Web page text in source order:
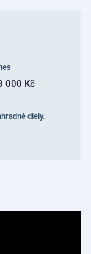
000 Kč
diely.